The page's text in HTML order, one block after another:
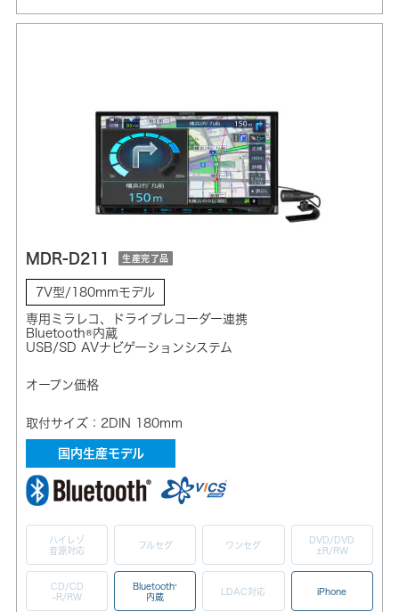
MDR-D211 生産完了品
7V型/180mmモデル
専用ミラレコ、ドライブレコーダー連携
Bluetooth®内蔵
USB/SD AVナビゲーションシステム
オープン価格
取付サイズ：2DIN 180mm
国内生産モデル
ハイレゾ
音源対応
フルセグ ワンセグ
DVD/DVD
±R/RW
CD/CD
-R/RW
Bluetooth®
内蔵
LDAC対応 iPhone